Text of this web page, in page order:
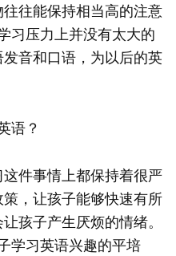
往能保持相当高的注意
习压力上并没有太大的
音和口语，为以后的英
语？
件事情上都保持着很严
，让孩子能够快速有所
孩子产生厌烦的情绪。
学习英语兴趣的平培